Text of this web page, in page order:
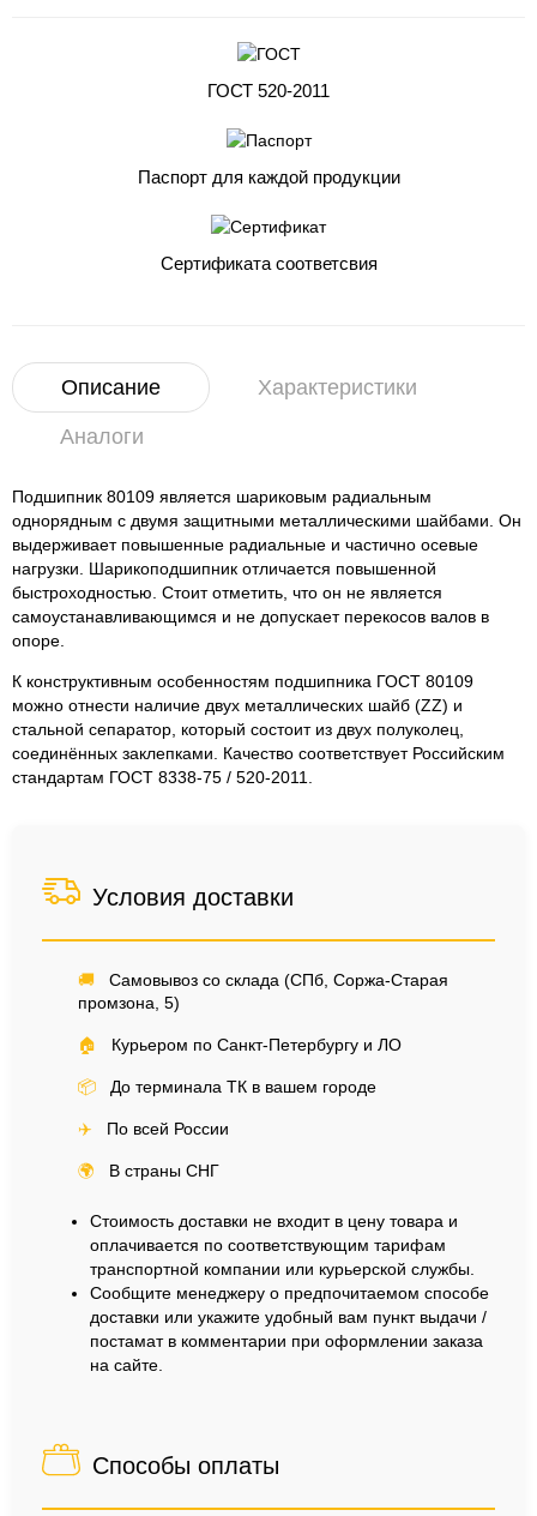
ГОСТ 520-2011
Паспорт для каждой продукции
Сертификата соответсвия
Описание Характеристики
Аналоги
Подшипник 80109 является шариковым радиальным
однорядным с двумя защитными металлическими шайбами. Он
выдерживает повышенные радиальные и частично осевые
нагрузки. Шарикоподшипник отличается повышенной
быстроходностью. Стоит отметить, что он не является
самоустанавливающимся и не допускает перекосов валов в
опоре.
К конструктивным особенностям подшипника ГОСТ 80109
можно отнести наличие двух металлических шайб (ZZ) и
стальной сепаратор, который состоит из двух полуколец,
соединённых заклепками. Качество соответствует Российским
стандартам ГОСТ 8338-75 / 520-2011.
Условия доставки
🚚
Самовывоз со склада (СПб, Соржа-Старая
промзона, 5)
🏠 Курьером по Санкт-Петербургу и ЛО
📦 До терминала ТК в вашем городе
✈️ По всей России
🌍 В страны СНГ
Стоимость доставки не входит в цену товара и
оплачивается по соответствующим тарифам
транспортной компании или курьерской службы.
Сообщите менеджеру о предпочитаемом способе
доставки или укажите удобный вам пункт выдачи /
постамат в комментарии при оформлении заказа
на сайте.
Способы оплаты